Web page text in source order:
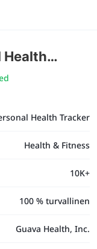
Health
Health Tracker
Health & Fitness
10K+
100 % turvallinen
Guava Health, Inc.